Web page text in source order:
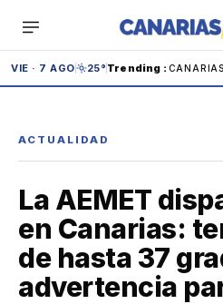
contenido
VIE · 7 AGO 25° Trending :
Carnaval
Andrómeda Anaga
ACTUALIDAD
La AEMET
en Canarias:
de hasta 37
advertencia